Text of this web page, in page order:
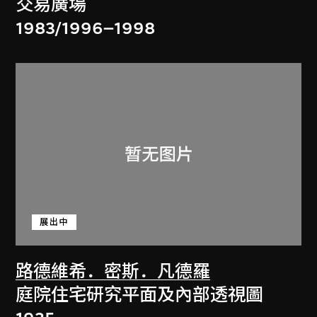
交易廣場
1983/1996–1998
路德維希．密斯．凡德羅
展出中
庭院住宅研究平面及內部透視圖